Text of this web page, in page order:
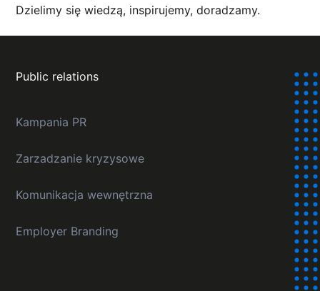
Dzielimy się wiedzą, inspirujemy, doradzamy.
Public relations
Kampania PR
Zarzadzanie kryzysowe
Komunikacja wewnętrzna
Employer Branding